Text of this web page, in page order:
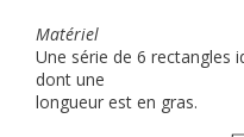
Matériel
Une série de 6 rectangles
dont une
longueur est en gras.